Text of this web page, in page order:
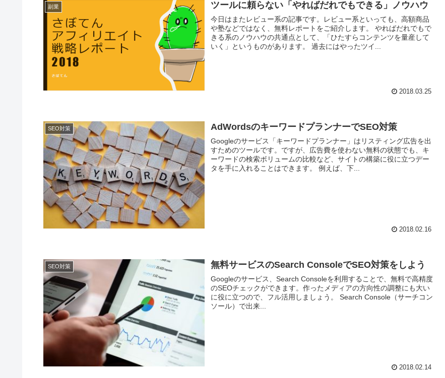
副業 ツールに頼らない「やればだれでもできる」ノウハウ
今日はまたレビュー系の記事です。レビュー系といっても、高額商品
や塾などではなく、無料レポートをご紹介します。 やればだれでもで
きる系のノウハウの共通点として、「ひたすらコンテンツを量産して
いく」というものがあります。 過去にはやったツイ...
2018.03.25
SEO対策 AdWordsのキーワードプランナーでSEO対策
Googleのサービス「キーワードプランナー」はリスティング広告を出
すためのツールです。ですが、広告費を使わない無料の状態でも、キ
ーワードの検索ボリュームの比較など、サイトの構築に役に立つデー
タを手に入れることはできます。 例えば、下...
2018.02.16
SEO対策 無料サービスのSearch ConsoleでSEO対策をしよう
Googleのサービス、Search Consoleを利用することで、無料で高精度
のSEOチェックができます。作ったメディアの方向性の調整にも大い
に役に立つので、フル活用しましょう。 Search Console（サーチコン
ソール）で出来...
2018.02.14